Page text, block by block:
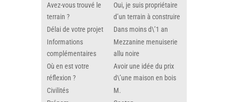
Avez-vous trouvé le
terrain ?
Oui, je suis propriétaire
d’un terrain à construire
Délai de votre projet
Dans moins d\’1 an
Informations
complémentaires
Mezzanine menuiserie
allu noire
Où en est votre
réflexion ?
Avoir une idée du prix
d\’une maison en bois
Civilités
M.